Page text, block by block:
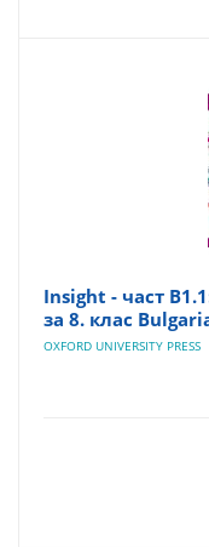
Insight - част
за 8. клас
OXFORD UNIVERSITY PRESS